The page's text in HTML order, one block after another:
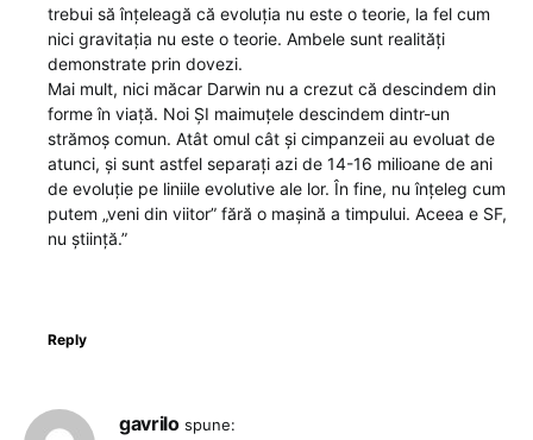
trebui să înțeleagă că evoluția nu este o teorie, la fel cum
nici gravitația nu este o teorie. Ambele sunt realități
demonstrate prin dovezi.
Mai mult, nici măcar Darwin nu a crezut că descindem din
forme în viață. Noi ȘI maimuțele descindem dintr-un
strămoș comun. Atât omul cât și cimpanzeii au evoluat de
atunci, și sunt astfel separați azi de 14-16 milioane de ani
de evoluție pe liniile evolutive ale lor. În fine, nu înțeleg cum
putem „veni din viitor” fără o mașină a timpului. Aceea e SF,
nu știință.”
Reply
gavrilo spune: